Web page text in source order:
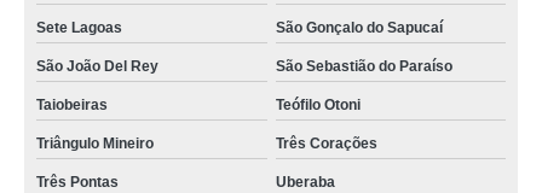
Sete Lagoas São Gonçalo do Sapucaí
São João Del Rey São Sebastião do Paraíso
Taiobeiras Teófilo Otoni
Triângulo Mineiro Três Corações
Três Pontas Uberaba